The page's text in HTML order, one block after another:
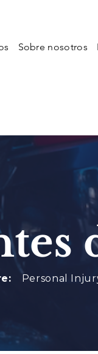
Sobre nosotros
Personal